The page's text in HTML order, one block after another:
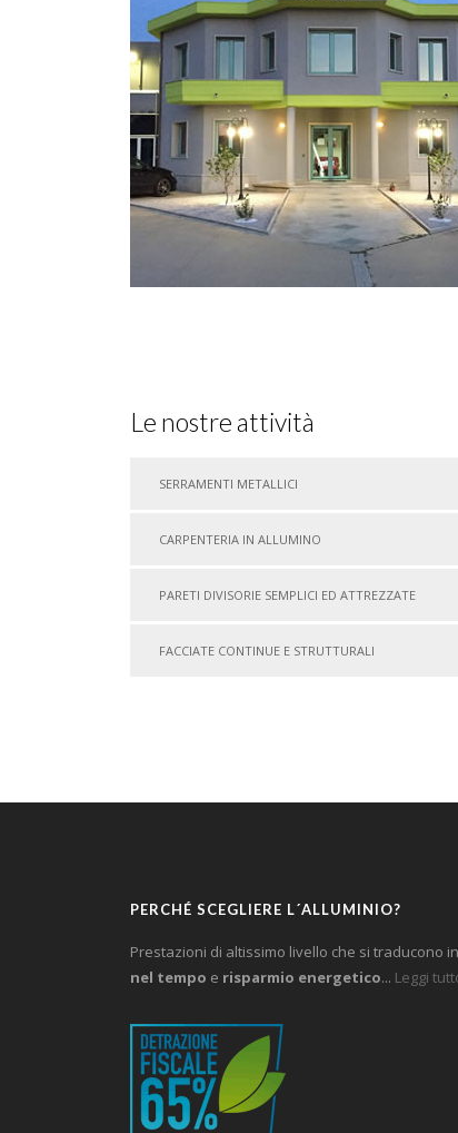
ALIANTE SCORREVOLE MINIMALE.
AZIENDA
Le nostre attività
SERRAMENTI METALLICI
CARPENTERIA IN ALLUMINO
PARETI DIVISORIE SEMPLICI ED ATTREZZATE
FACCIATE CONTINUE E STRUTTURALI
PERCHÉ SCEGLIERE L´ALLUMINIO?
Prestazioni di altissimo livello che si traducono in
nel tempo e risparmio energetico... Leggi